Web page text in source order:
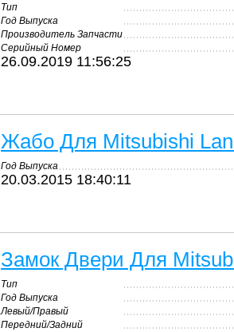
Тип
Год Выпуска
Производитель Запчасти
Серийный Номер
26.09.2019 11:56:25
Жабо Для Mitsubishi
Год Выпуска
20.03.2015 18:40:11
Замок Двери Для
Тип
Год Выпуска
Левый/Правый
Передний/Задний